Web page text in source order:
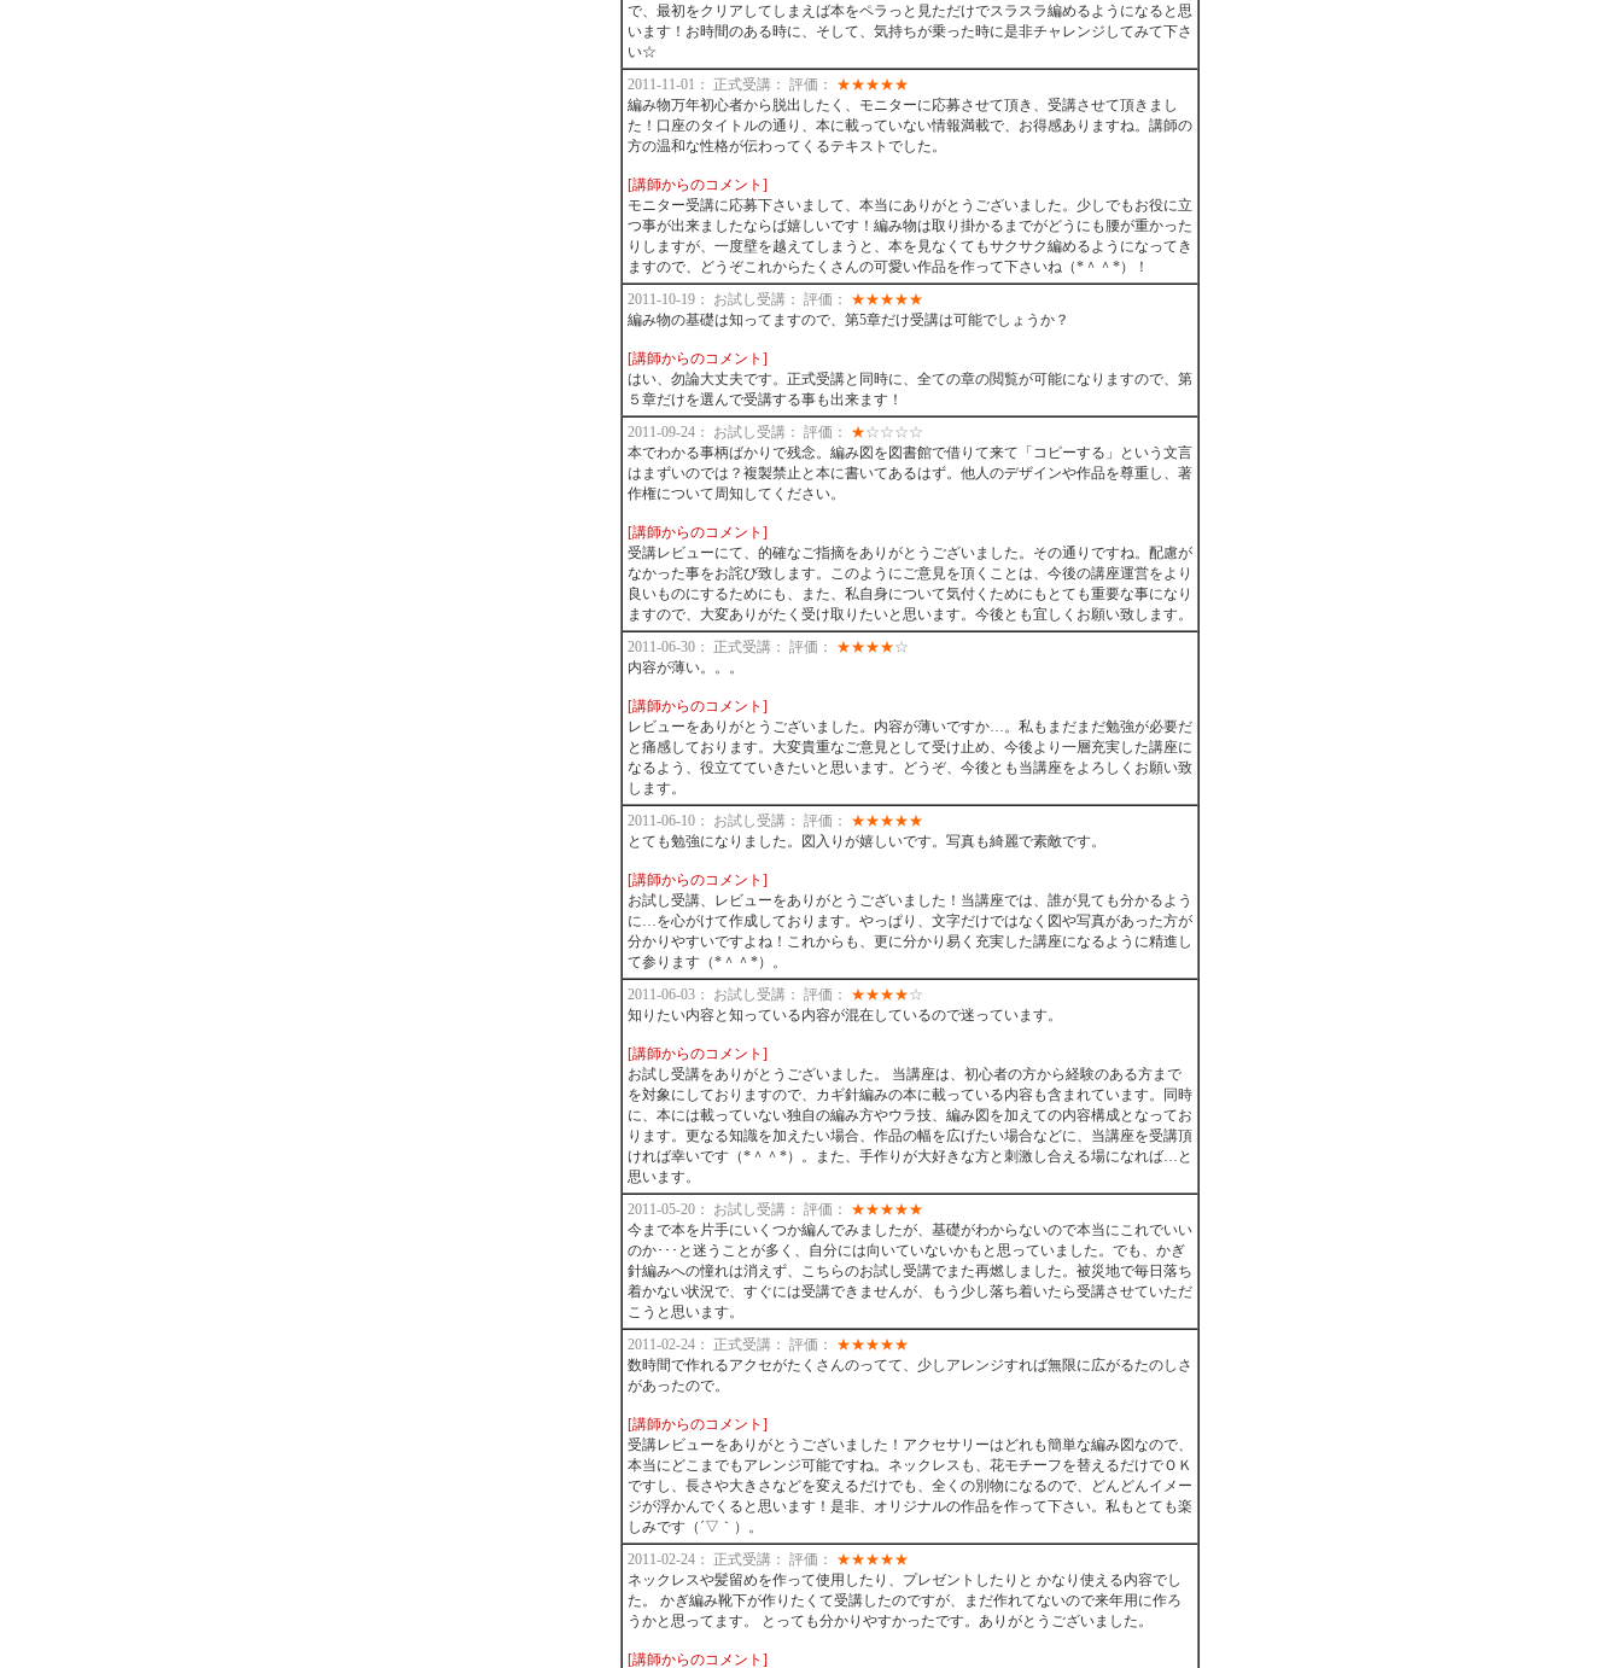
で、最初をクリアしてしまえば本をペラっと見ただけでスラスラ編めるようになると思
います！お時間のある時に、そして、気持ちが乗った時に是非チャレンジしてみて下さ
い☆
2011-11-01： 正式受講： 評価： ★★★★★
編み物万年初心者から脱出したく、モニターに応募させて頂き、受講させて頂きまし
た！口座のタイトルの通り、本に載っていない情報満載で、お得感ありますね。講師の
方の温和な性格が伝わってくるテキストでした。
[講師からのコメント]
モニター受講に応募下さいまして、本当にありがとうございました。少しでもお役に立
つ事が出来ましたならば嬉しいです！編み物は取り掛かるまでがどうにも腰が重かった
りしますが、一度壁を越えてしまうと、本を見なくてもサクサク編めるようになってき
ますので、どうぞこれからたくさんの可愛い作品を作って下さいね（*＾＾*）！
2011-10-19： お試し受講： 評価： ★★★★★
編み物の基礎は知ってますので、第5章だけ受講は可能でしょうか？
[講師からのコメント]
はい、勿論大丈夫です。正式受講と同時に、全ての章の閲覧が可能になりますので、第
５章だけを選んで受講する事も出来ます！
2011-09-24： お試し受講： 評価： ★☆☆☆☆
本でわかる事柄ばかりで残念。編み図を図書館で借りて来て「コピーする」という文言
はまずいのでは？複製禁止と本に書いてあるはず。他人のデザインや作品を尊重し、著
作権について周知してください。
[講師からのコメント]
受講レビューにて、的確なご指摘をありがとうございました。その通りですね。配慮が
なかった事をお詫び致します。このようにご意見を頂くことは、今後の講座運営をより
良いものにするためにも、また、私自身について気付くためにもとても重要な事になり
ますので、大変ありがたく受け取りたいと思います。今後とも宜しくお願い致します。
2011-06-30： 正式受講： 評価： ★★★★☆
内容が薄い。。。
[講師からのコメント]
レビューをありがとうございました。内容が薄いですか…。私もまだまだ勉強が必要だ
と痛感しております。大変貴重なご意見として受け止め、今後より一層充実した講座に
なるよう、役立てていきたいと思います。どうぞ、今後とも当講座をよろしくお願い致
します。
2011-06-10： お試し受講： 評価： ★★★★★
とても勉強になりました。図入りが嬉しいです。写真も綺麗で素敵です。
[講師からのコメント]
お試し受講、レビューをありがとうございました！当講座では、誰が見ても分かるよう
に…を心がけて作成しております。やっぱり、文字だけではなく図や写真があった方が
分かりやすいですよね！これからも、更に分かり易く充実した講座になるように精進し
て参ります（*＾＾*）。
2011-06-03： お試し受講： 評価： ★★★★☆
知りたい内容と知っている内容が混在しているので迷っています。
[講師からのコメント]
お試し受講をありがとうございました。 当講座は、初心者の方から経験のある方まで
を対象にしておりますので、カギ針編みの本に載っている内容も含まれています。同時
に、本には載っていない独自の編み方やウラ技、編み図を加えての内容構成となってお
ります。更なる知識を加えたい場合、作品の幅を広げたい場合などに、当講座を受講頂
ければ幸いです（*＾＾*）。また、手作りが大好きな方と刺激し合える場になれば…と
思います。
2011-05-20： お試し受講： 評価： ★★★★★
今まで本を片手にいくつか編んでみましたが、基礎がわからないので本当にこれでいい
のか･･･と迷うことが多く、自分には向いていないかもと思っていました。でも、かぎ
針編みへの憧れは消えず、こちらのお試し受講でまた再燃しました。被災地で毎日落ち
着かない状況で、すぐには受講できませんが、もう少し落ち着いたら受講させていただ
こうと思います。
2011-02-24： 正式受講： 評価： ★★★★★
数時間で作れるアクセがたくさんのってて、少しアレンジすれば無限に広がるたのしさ
があったので。
[講師からのコメント]
受講レビューをありがとうございました！アクセサリーはどれも簡単な編み図なので、
本当にどこまでもアレンジ可能ですね。ネックレスも、花モチーフを替えるだけでＯＫ
ですし、長さや大きさなどを変えるだけでも、全くの別物になるので、どんどんイメー
ジが浮かんでくると思います！是非、オリジナルの作品を作って下さい。私もとても楽
しみです（´▽｀）。
2011-02-24： 正式受講： 評価： ★★★★★
ネックレスや髪留めを作って使用したり、プレゼントしたりと かなり使える内容でし
た。 かぎ編み靴下が作りたくて受講したのですが、まだ作れてないので来年用に作ろ
うかと思ってます。 とっても分かりやすかったです。ありがとうございました。
[講師からのコメント]